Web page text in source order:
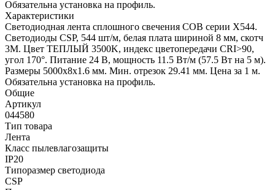
Обязательна установка на профиль.
Характеристики
Светодиодная лента сплошного свечения COB серии X544.
Светодиоды CSP, 544 шт/м, белая плата шириной 8 мм, скотч
3M. Цвет ТЕПЛЫЙ 3500K, индекс цветопередачи CRI>90,
угол 170°. Питание 24 В, мощность 11.5 Вт/м (57.5 Вт на 5 м).
Размеры 5000x8x1.6 мм. Мин. отрезок 29.41 мм. Цена за 1 м.
Обязательна установка на профиль.
Общие
Артикул
044580
Тип товара
Лента
Класс пылевлагозащиты
IP20
Типоразмер светодиода
CSP